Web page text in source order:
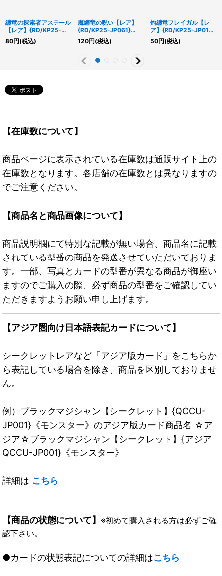
纏竜の探索者アステール
【レア】{RD/KP25-
JP018}《RDモンスタ
ー》
80円(税込)
魔纏竜の呪い【レア】
{RD/KP25-JP061}
《RD罠》
120円(税込)
灼纏竜フレイガル【レ
ア】{RD/KP25-JP019}
《RDモンスター》
50円(税込)
【在庫数について】
商品ページに表示されている在庫数は通販サイト上の
在庫数となります。各店舗の在庫数とは異なりますの
でご注意ください。
【商品名と商品画像について】
商品説明欄にて特別な記載が無い場合、商品名に記載
されている型番の商品を発送させていただいておりま
す。一部、写真とカードの型番が異なる商品が御座い
ますのでご購入の際、必ず商品の型番をご確認してい
ただきますようお願い申し上げます。
【アジア圏向け日本語表記カードについて】
シークレットレアなど「アジア版カード」をこちらか
ら表記している場合を除き、商品を区別しておりませ
ん。
例）ブラックマジシャン【シークレット】{QCCU-
JP001}《モンスター》のアジア版カード商品名 ☆ア
ジア☆ブラックマジシャン【シークレット】{アジア
QCCU-JP001}《モンスター》
詳細は こちら
【商品の状態について】 ※初めて購入される方は必ずご確
認下さい。
●カードの状態表記についての詳細はこちら